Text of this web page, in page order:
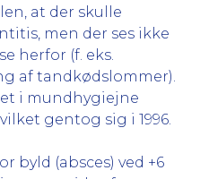
at der skulle
men der ses ikke
herfor (f. eks.
af tandkødslommer).
i mundhygiejne
gentog sig i 1996.
byld (absces) ved +6